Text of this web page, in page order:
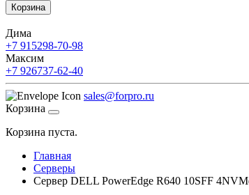
Корзина
Дима
+7 915298-70-98
Максим
+7 926737-62-40
sales@forpro.ru
Корзина
Корзина пуста.
Главная
Серверы
Сервер DELL PowerEdge R640 10SFF